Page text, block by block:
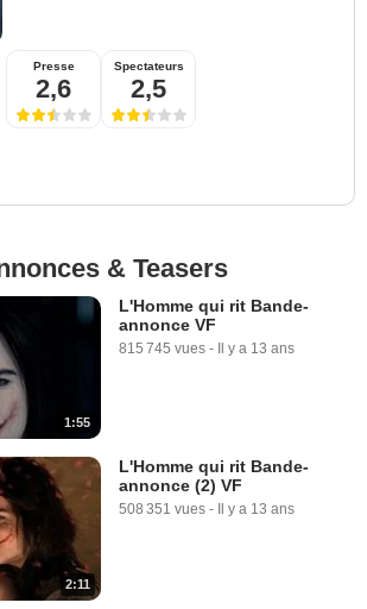
Presse
2,6
Spectateurs
2,5
& Teasers
1:55
L'Homme qui rit Bande-
annonce VF
815 745 vues - Il y a 13 ans
2:11
L'Homme qui rit Bande-
annonce (2) VF
508 351 vues - Il y a 13 ans